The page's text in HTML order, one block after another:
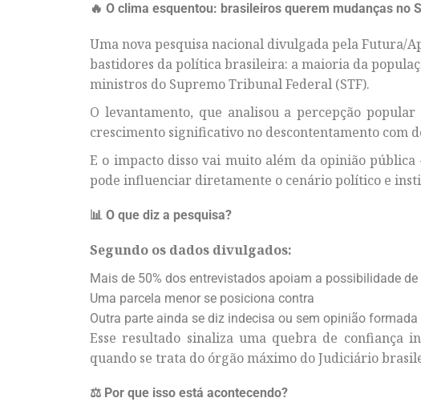
🔥 O clima esquentou: brasileiros querem mudanças no
Uma nova pesquisa nacional divulgada pela Futura/
bastidores da política brasileira: a maioria da
ministros do Supremo Tribunal Federal (STF).
O levantamento, que analisou a percepção
crescimento significativo no descontentamento com
E o impacto disso vai muito além da opinião
pode influenciar diretamente o cenário político e
📊 O que diz a pesquisa?
Segundo os dados divulgados:
Mais de 50% dos entrevistados apoiam a possibilidade
Uma parcela menor se posiciona contra
Outra parte ainda se diz indecisa ou sem opinião formada
Esse resultado sinaliza uma quebra de confiança
quando se trata do órgão máximo do Judiciário
⚖️ Por que isso está acontecendo?